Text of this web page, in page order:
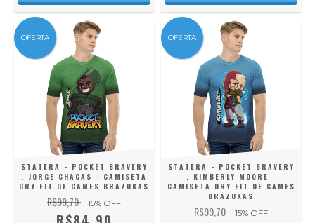
OFERTA
STATERA - POCKET BRAVERY
. JORGE CHAGAS - CAMISETA
DRY FIT DE GAMES BRAZUKAS
R$99,70 15% OFF
OFERTA
STATERA - POCKET BRAVERY
. KIMBERLY MOORE -
CAMISETA DRY FIT DE GAMES
BRAZUKAS
R$99,70 15% OFF